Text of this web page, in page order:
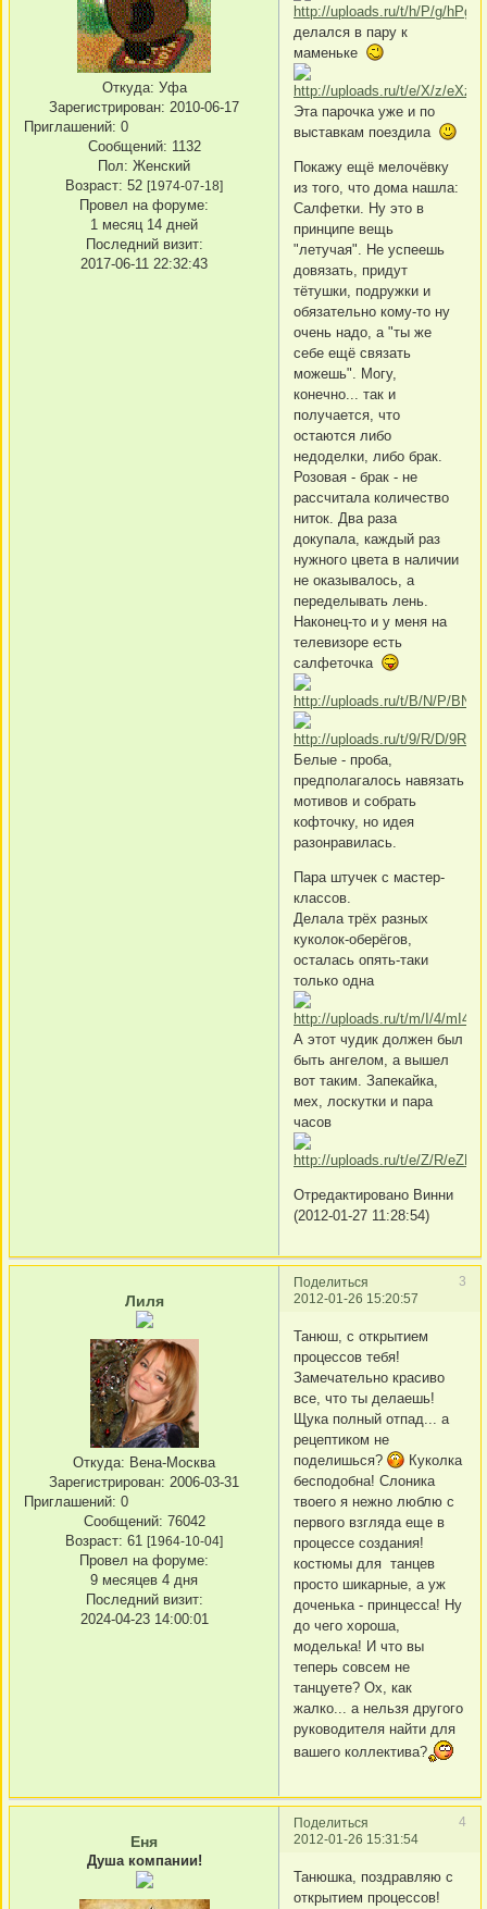
Откуда: Уфа
Зарегистрирован: 2010-06-17
Приглашений: 0
Сообщений: 1132
Пол: Женский
Возраст: 52 [1974-07-18]
Провел на форуме:
1 месяц 14 дней
Последний визит:
2017-06-11 22:32:43
делался в пару к
маменьке
Эта парочка уже и по
выставкам поездила
Покажу ещё мелочёвку
из того, что дома нашла:
Салфетки. Ну это в
принципе вещь
"летучая". Не успеешь
довязать, придут
тётушки, подружки и
обязательно кому-то ну
очень надо, а "ты же
себе ещё связать
можешь". Могу,
конечно... так и
получается, что
остаются либо
недоделки, либо брак.
Розовая - брак - не
рассчитала количество
ниток. Два раза
докупала, каждый раз
нужного цвета в наличии
не оказывалось, а
переделывать лень.
Наконец-то и у меня на
телевизоре есть
салфеточка
Белые - проба,
предполагалось навязать
мотивов и собрать
кофточку, но идея
разонравилась.
Пара штучек с мастер-
классов.
Делала трёх разных
куколок-оберёгов,
осталась опять-таки
только одна
А этот чудик должен был
быть ангелом, а вышел
вот таким. Запекайка,
мех, лоскутки и пара
часов
Отредактировано Винни
(2012-01-27 11:28:54)
Поделиться
3
2012-01-26 15:20:57
Лиля
Откуда: Вена-Москва
Зарегистрирован: 2006-03-31
Приглашений: 0
Сообщений: 76042
Возраст: 61 [1964-10-04]
Провел на форуме:
9 месяцев 4 дня
Последний визит:
2024-04-23 14:00:01
Танюш, с открытием
процессов тебя!
Замечательно красиво
все, что ты делаешь!
Щука полный отпад... а
рецептиком не
поделишься?
Куколка
бесподобна! Слоника
твоего я нежно люблю с
первого взгляда еще в
процессе создания!
костюмы для танцев
просто шикарные, а уж
доченька - принцесса! Ну
до чего хороша,
моделька! И что вы
теперь совсем не
танцуете? Ох, как
жалко... а нельзя другого
руководителя найти для
вашего коллектива?
Поделиться
4
2012-01-26 15:31:54
Еня
Душа компании!
Танюшка, поздравляю с
открытием процессов!